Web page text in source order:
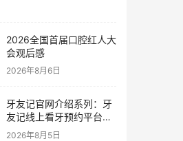
2026全国首届口腔红人大
会观后感
2026年8月6日
牙友记官网介绍系列：牙
友记线上看牙预约平台是
干什么的？靠谱吗？
2026年8月5日